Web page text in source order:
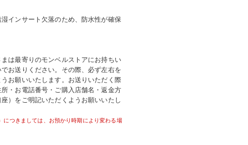
インサート欠落のため、防水性が確保
は最寄りのモンベルストアにお持ちい
お送りください。その際、必ず左右を
お願いいたします。お送りいただく際
・お電話番号・ご購入店舗名・返金方
）をご明記いただくようお願いいたし
につきましては、お預かり時期により変わる場